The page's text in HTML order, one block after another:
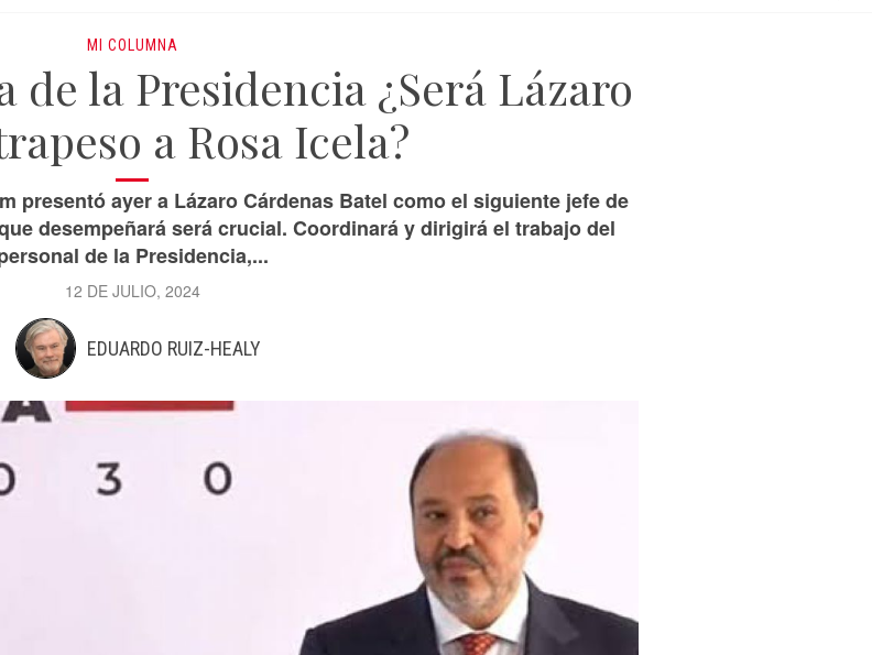
MI COLUMNA
de la Presidencia ¿Será Lázaro
a Rosa Icela?
presentó ayer a Lázaro Cárdenas Batel como el siguiente jefe de
desempeñará será crucial. Coordinará y dirigirá el trabajo del
de la Presidencia,...
12 DE JULIO, 2024
EDUARDO RUIZ-HEALY